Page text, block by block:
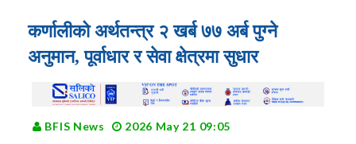
कर्णालीको अर्थतन्त्र २ खर्ब ७७ अर्ब पुग्ने
अनुमान, पूर्वाधार र सेवा क्षेत्रमा सुधार
BFIS News 2026 May 21 09:05